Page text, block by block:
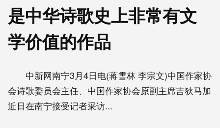
是中华诗歌史上非常有文
学价值的作品
中新网南宁3月4日电(蒋雪林 李宗文)中国作家协
会诗歌委员会主任、中国作家协会原副主席吉狄马加
近日在南宁接受记者采访...